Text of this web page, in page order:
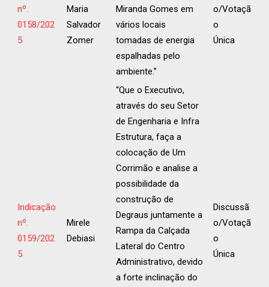
nº.
0158/202
5
Maria
Salvador
Zomer
Miranda Gomes em
vários locais
tomadas de energia
espalhadas pelo
ambiente.”
o/Votaçã
o
Única
Indicação
nº.
0159/202
5
Mirele
Debiasi
“Que o Executivo,
através do seu Setor
de Engenharia e Infra
Estrutura, faça a
colocação de Um
Corrimão e analise a
possibilidade da
construção de
Degraus juntamente a
Rampa da Calçada
Lateral do Centro
Administrativo, devido
a forte inclinação do
Discussã
o/Votaçã
o
Única